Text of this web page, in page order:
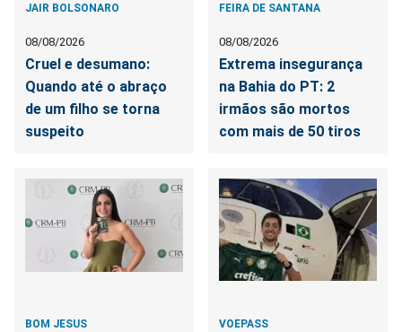
JAIR BOLSONARO
08/08/2026
Cruel e desumano:
Quando até o abraço
de um filho se torna
suspeito
FEIRA DE SANTANA
08/08/2026
Extrema insegurança
na Bahia do PT: 2
irmãos são mortos
com mais de 50 tiros
BOM JESUS VOEPASS